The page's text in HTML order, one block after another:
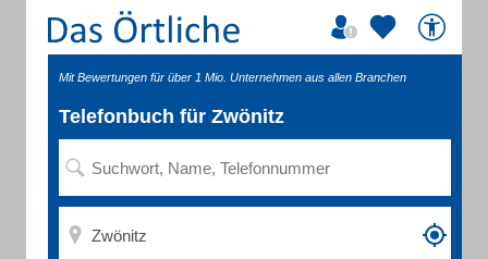
Mit Bewertungen für über 1 Mio. Unternehmen aus allen Branchen
Telefonbuch für Zwönitz